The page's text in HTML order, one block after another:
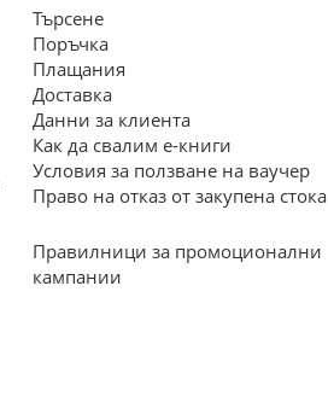
Търсене
Поръчка
Плащания
Доставка
Данни за клиента
Как да свалим е-книги
Условия за ползване на ваучер
Право на отказ от закупена стока
Правилници за промоционални
кампании